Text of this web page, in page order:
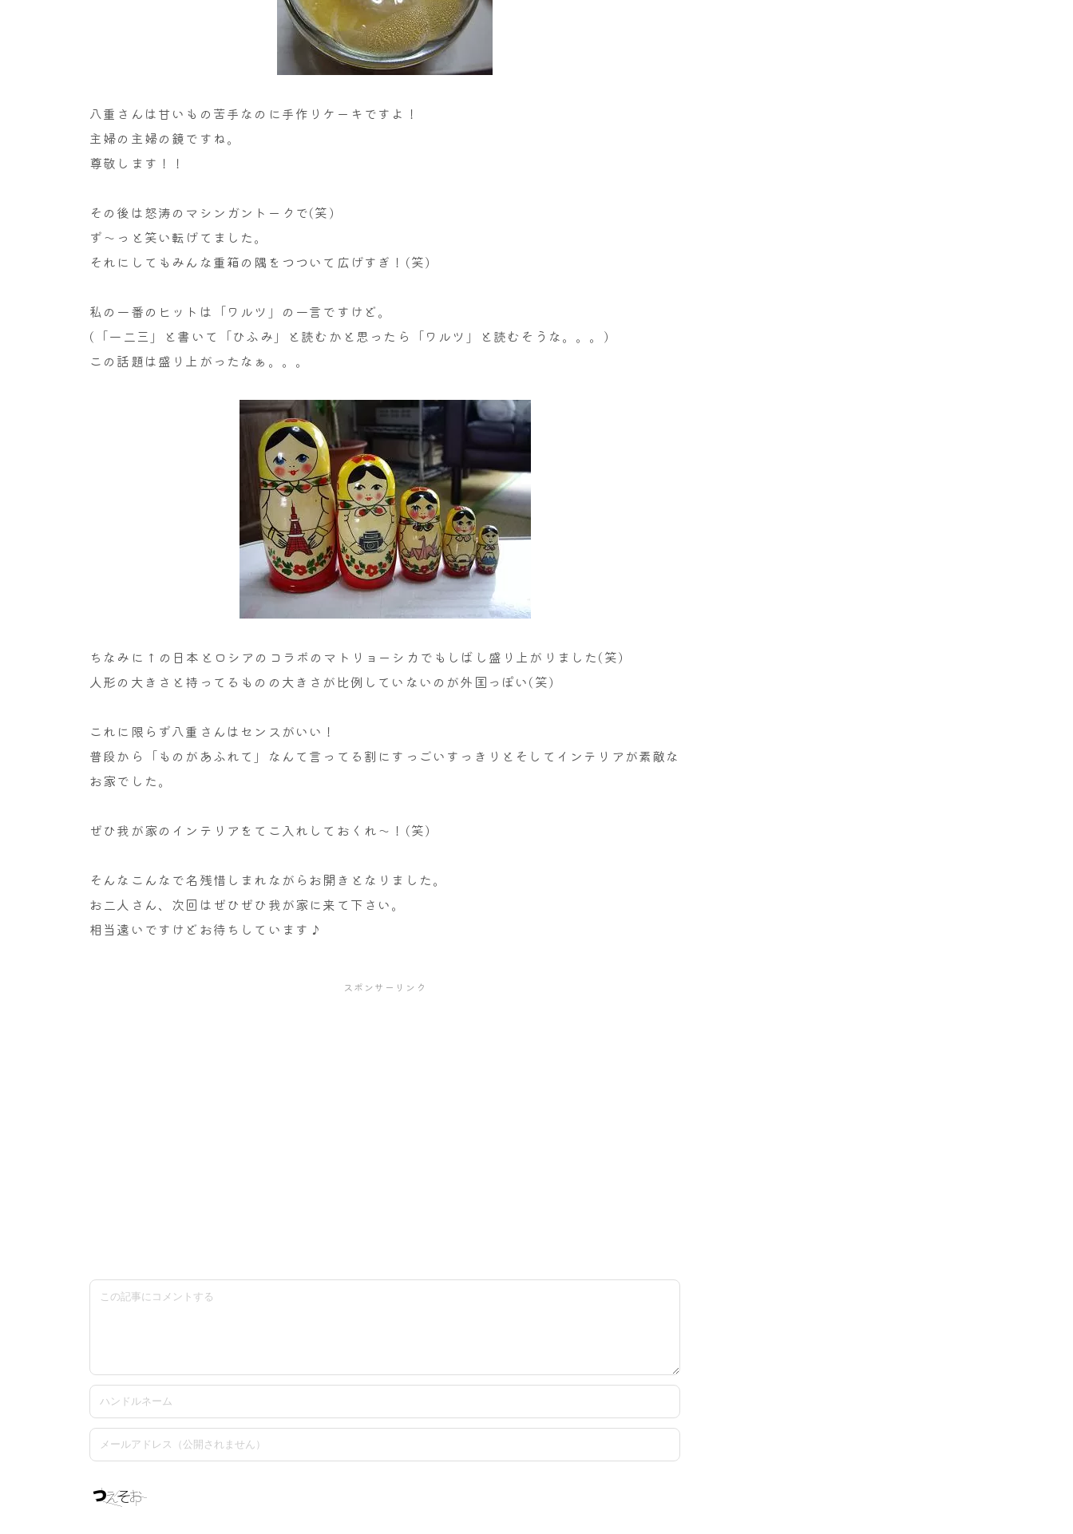
八重さんは甘いもの苦手なのに手作りケーキですよ！
主婦の主婦の鏡ですね。
尊敬します！！
その後は怒涛のマシンガントークで(笑)
ず～っと笑い転げてました。
それにしてもみんな重箱の隅をつついて広げすぎ！(笑)
私の一番のヒットは「ワルツ」の一言ですけど。
(「一二三」と書いて「ひふみ」と読むかと思ったら「ワルツ」と読むそうな。。。)
この話題は盛り上がったなぁ。。。
ちなみに↑の日本とロシアのコラボのマトリョーシカでもしばし盛り上がりました(笑)
人形の大きさと持ってるものの大きさが比例していないのが外国っぽい(笑)
これに限らず八重さんはセンスがいい！
普段から「ものがあふれて」なんて言ってる割にすっごいすっきりとそしてインテリアが素敵な
お家でした。
ぜひ我が家のインテリアをてこ入れしておくれ～！(笑)
そんなこんなで名残惜しまれながらお開きとなりました。
お二人さん、次回はぜひぜひ我が家に来て下さい。
相当遠いですけどお待ちしています♪
スポンサーリンク